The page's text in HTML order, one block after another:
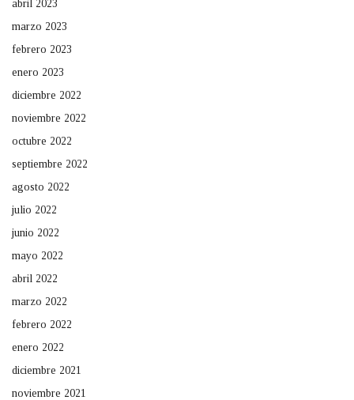
abril 2023
marzo 2023
febrero 2023
enero 2023
diciembre 2022
noviembre 2022
octubre 2022
septiembre 2022
agosto 2022
julio 2022
junio 2022
mayo 2022
abril 2022
marzo 2022
febrero 2022
enero 2022
diciembre 2021
noviembre 2021